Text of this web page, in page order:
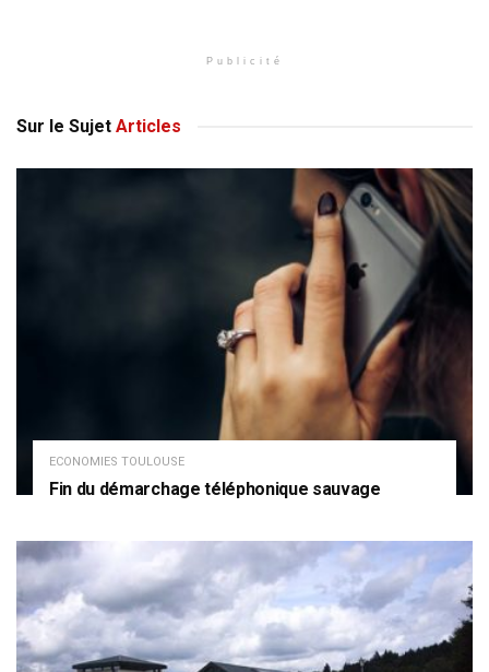
Publicité
Sur le Sujet Articles
ECONOMIES TOULOUSE
Fin du démarchage téléphonique sauvage